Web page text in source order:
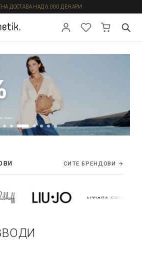
ДОСТАВА НАД 6.000 ДЕНАРИ
СИТЕ БРЕНДОВИ →